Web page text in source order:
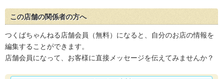
この店舗の関係者の方へ
つくばちゃんねる店舗会員（無料）になると、自分のお店の情報を
編集することができます。
店舗会員になって、お客様に直接メッセージを伝えてみませんか？